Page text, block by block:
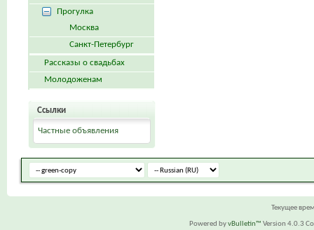
Прогулка
Москва
Санкт-Петербург
Рассказы о свадьбах
Молодоженам
Ссылки
Частные объявления
Текущее
Powered byvBulletin™ Version 4.0.3